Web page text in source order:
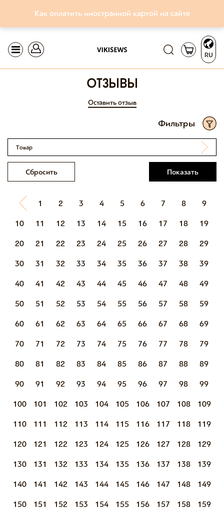
Как оплатить иностранной картой на сайте
RU
отзывы
Оставить отзыв
Фильтры
Товар
Сбросить Показать
1 2 3 4 5 6 7 8 9
10 11 12 13 14 15 16 17 18 19
20 21 22 23 24 25 26 27 28 29
30 31 32 33 34 35 36 37 38 39
40 41 42 43 44 45 46 47 48 49
50 51 52 53 54 55 56 57 58 59
60 61 62 63 64 65 66 67 68 69
70 71 72 73 74 75 76 77 78 79
80 81 82 83 84 85 86 87 88 89
90 91 92 93 94 95 96 97 98 99
100 101 102 103 104 105 106 107 108 109
110 111 112 113 114 115 116 117 118 119
120 121 122 123 124 125 126 127 128 129
130 131 132 133 134 135 136 137 138 139
140 141 142 143 144 145 146 147 148 149
150 151 152 153 154 155 156 157 158 159